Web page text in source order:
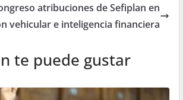
atribuciones de Sefiplan en
vehicular e inteligencia financiera
te puede gustar